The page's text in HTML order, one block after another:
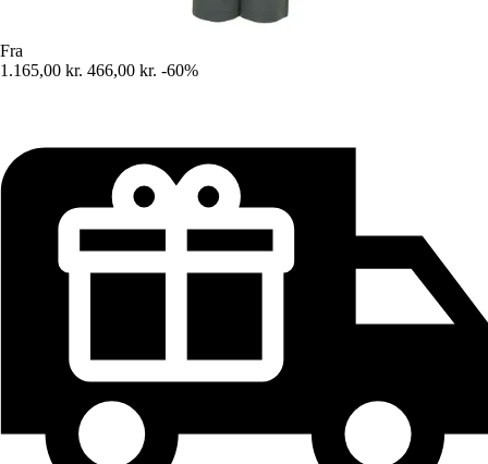
Fra
1.165,00 kr. 466,00 kr. -60%